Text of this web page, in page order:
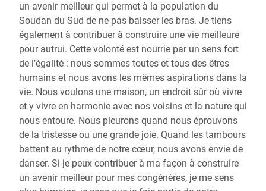
un avenir meilleur qui permet à la population du
Soudan du Sud de ne pas baisser les bras. Je tiens
également à contribuer à construire une vie meilleure
pour autrui. Cette volonté est nourrie par un sens fort
de l’égalité : nous sommes toutes et tous des êtres
humains et nous avons les mêmes aspirations dans la
vie. Nous voulons une maison, un endroit sûr où vivre
et y vivre en harmonie avec nos voisins et la nature qui
nous entoure. Nous pleurons quand nous éprouvons
de la tristesse ou une grande joie. Quand les tambours
battent au rythme de notre cœur, nous avons envie de
danser. Si je peux contribuer à ma façon à construire
un avenir meilleur pour mes congénères, je me sens